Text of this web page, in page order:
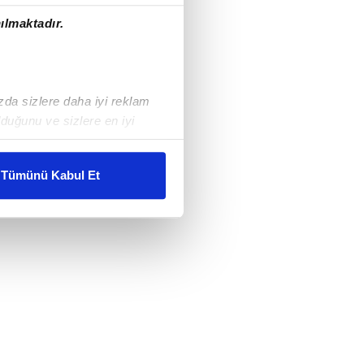
sizlere daha iyi reklam
ve sizlere en iyi
karşılamak
gösterilmeyecektir."
kullanılmaktadır. Bu
sunulması
ve sizlere yönelik
Tümünü Kabul Et